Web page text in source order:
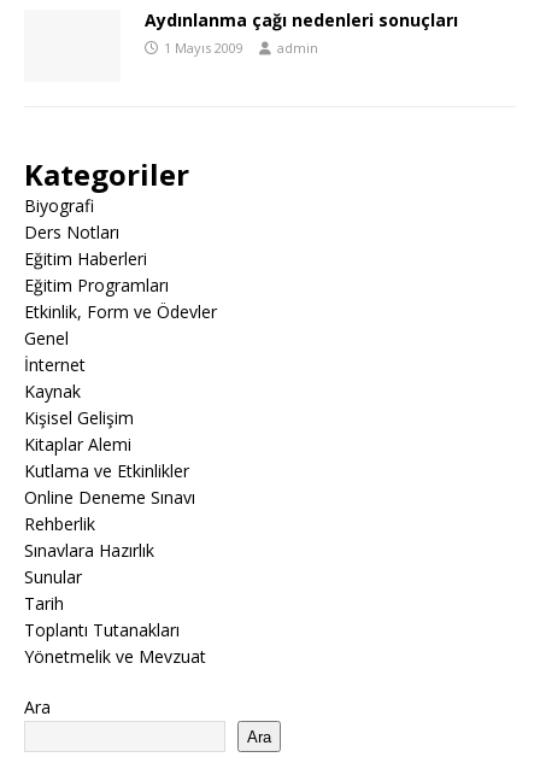
Aydınlanma çağı nedenleri sonuçları
1 Mayıs 2009 admin
Kategoriler
Biyografi
Ders Notları
Eğitim Haberleri
Eğitim Programları
Etkinlik, Form ve Ödevler
Genel
İnternet
Kaynak
Kişisel Gelişim
Kitaplar Alemi
Kutlama ve Etkinlikler
Online Deneme Sınavı
Rehberlik
Sınavlara Hazırlık
Sunular
Tarih
Toplantı Tutanakları
Yönetmelik ve Mevzuat
Ara
Ara